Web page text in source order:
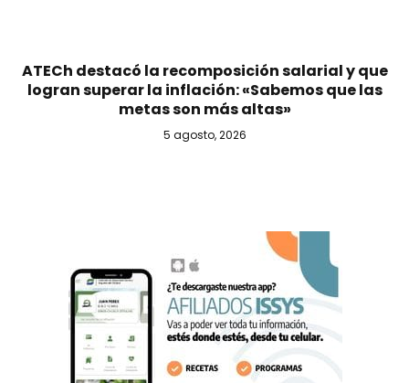
ATECh destacó la recomposición salarial y que
logran superar la inflación: «Sabemos que las
metas son más altas»
5 agosto, 2026